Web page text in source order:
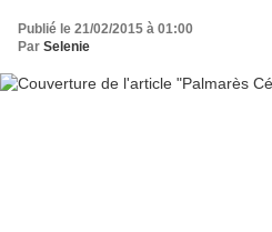
Publié le 21/02/2015 à 01:00
Par Selenie